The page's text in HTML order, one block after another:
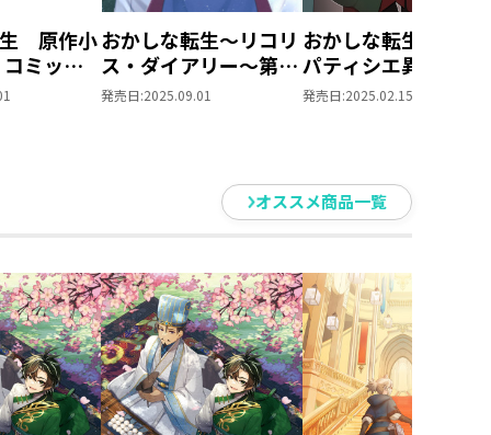
生 原作小
ミック
同時購
おかしな転生～リコリ
ス・ダイアリー～第2
巻
発売日:2025.09.01
おかしな転生XII 最強
パティシエ異世界降
発売日:2025.02.15
オススメ商品一覧